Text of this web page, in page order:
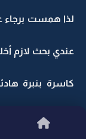
لذا همست برجاء
عندي بحث لازم
كاسرة بنبرة
شغلش.. قبل أطفي